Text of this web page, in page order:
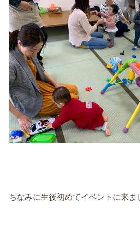
ちなみに生後初めてイベントに来ま